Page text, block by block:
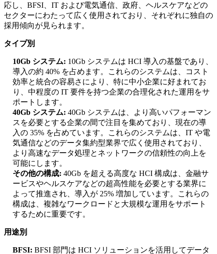
応し、BFSI、IT および電気通信、政府、ヘルスケアなどの
セクターにわたって広く使用されており、それぞれに独自の
採用傾向が見られます。
タイプ別
10Gb システム: 10Gb システムは HCI 導入の基盤であり、
導入の約 40% を占めます。これらのシステムは、コスト
効率と統合の容易さにより、特に中小企業に好まれてお
り、中程度の IT 要件を持つ企業の合理化された運用をサ
ポートします。
40Gb システム: 40Gb システムは、より高いパフォーマン
スを必要とする企業の間で注目を集めており、現在の導
入の 35% を占めています。これらのシステムは、IT や電
気通信などのデータ集約型業界で広く使用されており、
より高速なデータ処理とネットワークの信頼性の向上を
可能にします。
その他の構成: 40Gb を超える高度な HCI 構成は、金融サ
ービスやヘルスケアなどの超高性能を必要とする業界に
よって推進され、導入が 25% 増加しています。これらの
構成は、複雑なワークロードと大規模な運用をサポート
するために重要です。
用途別
BFSI: BFSI 部門は HCI ソリューションを活用してデータ